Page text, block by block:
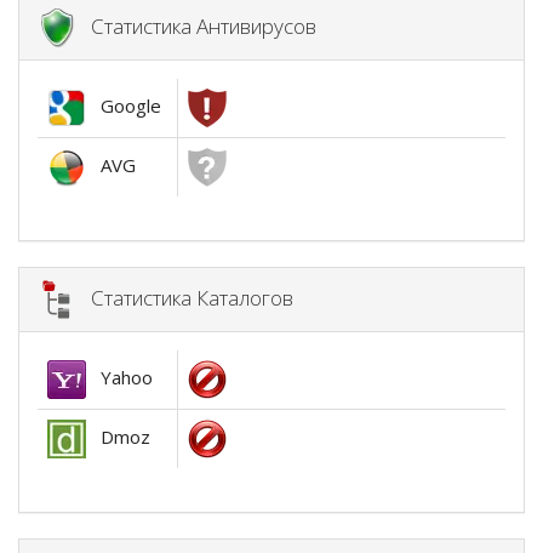
Статистика Антивирусов
Google
AVG
Статистика Каталогов
Yahoo
Dmoz